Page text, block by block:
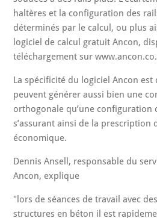
haltères et la configuration des
déterminés par le calcul, ou plus
logiciel de calcul gratuit Ancon,
téléchargement sur
La spécificité du logiciel Ancon est
peuvent générer aussi bien une
orthogonale qu’une configuration
s’assurant ainsi de la prescription
économique.
Dennis Ansell, responsable du
Ancon, explique
"lors de séances de travail avec
structures en béton il est